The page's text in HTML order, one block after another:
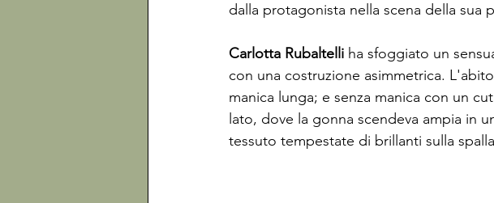
dalla protagonista nella scena della sua
Carlotta Rubaltelli ha sfoggiato un
con una costruzione asimmetrica.
manica lunga; e senza manica con un
lato, dove la gonna scendeva ampia in
tessuto tempestate di brillanti sulla